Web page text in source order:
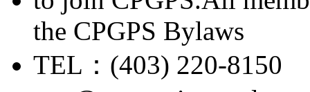
the CPGPS Bylaws
TEL：(403) 220-8150